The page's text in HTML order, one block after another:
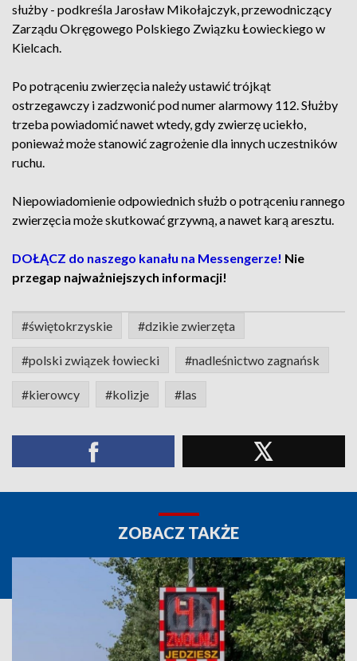
służby - podkreśla Jarosław Mikołajczyk, przewodniczący
Zarządu Okręgowego Polskiego Związku Łowieckiego w
Kielcach.
Po potrąceniu zwierzęcia należy ustawić trójkąt
ostrzegawczy i zadzwonić pod numer alarmowy 112. Służby
trzeba powiadomić nawet wtedy, gdy zwierzę uciekło,
ponieważ może stanowić zagrożenie dla innych uczestników
ruchu.
Niepowiadomienie odpowiednich służb o potrąceniu rannego
zwierzęcia może skutkować grzywną, a nawet karą aresztu.
DOŁĄCZ do naszego kanału na Messengerze! Nie
przegap najważniejszych informacji!
#świętokrzyskie #dzikie zwierzęta
#polski związek łowiecki #nadleśnictwo zagnańsk
#kierowcy #kolizje #las
ZOBACZ TAKŻE